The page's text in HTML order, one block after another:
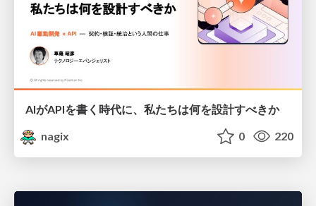
AIがAPIを書く時代に、私たちは何を設計すべきか
nagix
0 220